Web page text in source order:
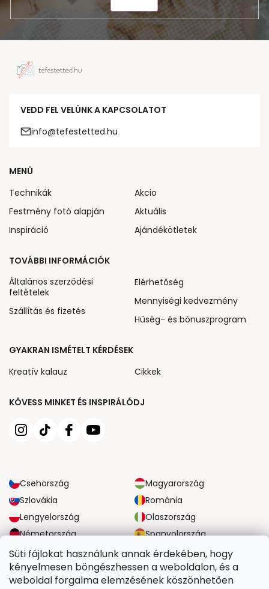
Süti fájlokat használunk annak érdekében, hogy
kényelmesen böngészhessen a weboldalon, és a
weboldal forgalma elemzésének köszönhetően
VEDD FEL VELÜNK A KAPCSOLATOT
info@tefestetted.hu
KÖVESS MINKET ÉS INSPIRÁLÓDJ
Csehország
Magyarország
Szlovákia
Románia
Lengyelország
Olaszország
Németország
Spanyolország
Nagy-Britannia
Ausztria
MENÜ
Technikák
Festmény fotó alapján
Inspiráció
Akcio
Aktuális
Ajándékötletek
TOVÁBBI INFORMÁCIÓK
Általános szerződési
feltételek
Szállítás és fizetés
Elérhetőség
Mennyiségi kedvezmény
Hűség- és bónuszprogram
GYAKRAN ISMÉTELT KÉRDÉSEK
Kreatív kalauz
Cikkek
MEGBÍZHATÓ SZÁLLÍTÁSI LEHETŐSÉGEK